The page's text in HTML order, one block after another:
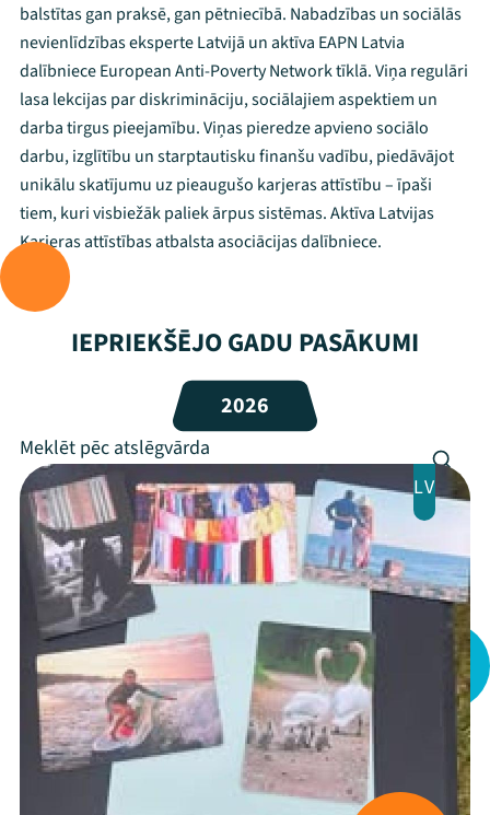
Mana programma
balstītas gan praksē, gan pētniecībā. Nabadzības un sociālās
nevienlīdzības eksperte Latvijā un aktīva EAPN Latvia
dalībniece European Anti-Poverty Network tīklā. Viņa regulāri
lasa lekcijas par diskrimināciju, sociālajiem aspektiem un
darba tirgus pieejamību. Viņas pieredze apvieno sociālo
darbu, izglītību un starptautisku finanšu vadību, piedāvājot
unikālu skatījumu uz pieaugušo karjeras attīstību – īpaši
tiem, kuri visbiežāk paliek ārpus sistēmas. Aktīva Latvijas
Karjeras attīstības atbalsta asociācijas dalībniece.
IEPRIEKŠĒJO GADU PASĀKUMI
2026
LV